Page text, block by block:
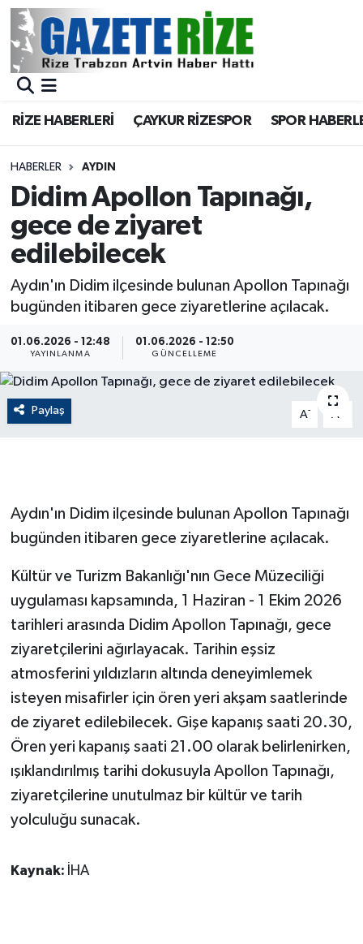
RİZE HABERLERİ ÇAYKUR RİZESPOR SPOR
HABERLER AYDIN
Didim Apollon Tapınağı,
gece de ziyaret
edilebilecek
Aydın'ın Didim ilçesinde bulunan Apollon Tapınağı
bugünden itibaren gece ziyaretlerine açılacak.
01.06.2026 - 12:48
YAYINLANMA
01.06.2026 - 12:50
GÜNCELLEME
Paylaş A- A
Aydın'ın Didim ilçesinde bulunan Apollon Tapınağı
bugünden itibaren gece ziyaretlerine açılacak.
Kültür ve Turizm Bakanlığı'nın Gece Müzeciliği
uygulaması kapsamında, 1 Haziran - 1 Ekim 2026
tarihleri arasında Didim Apollon Tapınağı, gece
ziyaretçilerini ağırlayacak. Tarihin eşsiz
atmosferini yıldızların altında deneyimlemek
isteyen misafirler için ören yeri akşam saatlerinde
de ziyaret edilebilecek. Gişe kapanış saati 20.30,
Ören yeri kapanış saati 21.00 olarak belirlenirken,
ışıklandırılmış tarihi dokusuyla Apollon Tapınağı,
ziyaretçilerine unutulmaz bir kültür ve tarih
yolculuğu sunacak.
Kaynak: İHA
BÖLGEMİZ
Asayiş
Rize Jandarma Komutanlığı
Bilim Teknoloji
Advertising news
Canlı Maç
ÇEVRE
EĞİTİM
English News
Finans
Flaş Haber
Gayrimenkul
GENEL
GÜNDEM
Merkez Nöbetçi Eczaneler
Merkez Trafik Yoğunluk Haritası
Süper Lig Puan Durumu ve Fikstür
Tüm Manşetler
Haber Arşivi